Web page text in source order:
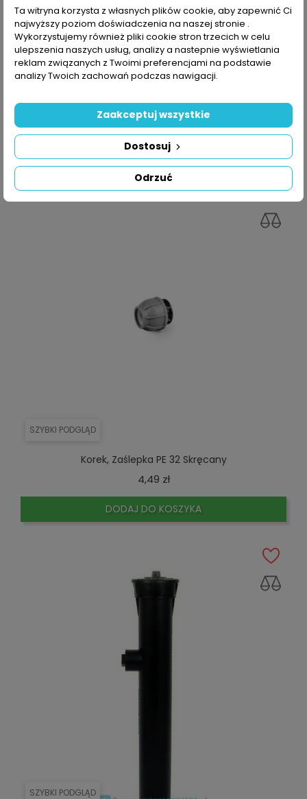
SZYBKI PODGLĄD
51,00 złCena
DODAJ DO KOSZYKA
SZYBKI PODGLĄD
Korek, Zaślepka PE 32 Skręcany
4,49 złCena
DODAJ DO KOSZYKA
SZYBKI PODGLĄD
Ta witryna korzysta z własnych plików cookie, aby zapewnić Ci
najwyższy poziom doświadczenia na naszej stronie .
Wykorzystujemy również pliki cookie stron trzecich w celu
ulepszenia naszych usług, analizy a nastepnie wyświetlania
reklam związanych z Twoimi preferencjami na podstawie
analizy Twoich zachowań podczas nawigacji.
Odrzuć
Dostosuj
Zaakceptuj wszystkie